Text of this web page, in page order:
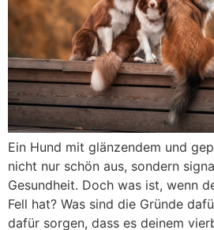
Ein Hund mit glänzendem und
nicht nur schön aus, sondern
Gesundheit. Doch was ist, wenn
Fell hat? Was sind die Gründe
dafür sorgen, dass es deinem